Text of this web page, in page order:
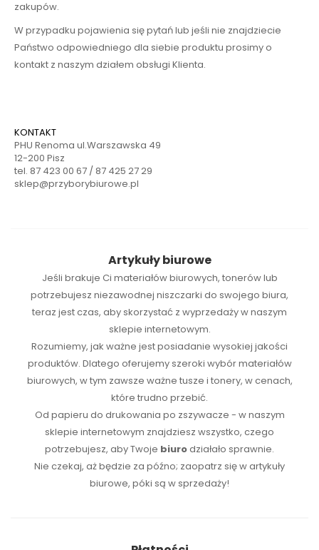
zakupów.
W przypadku pojawienia się pytań lub jeśli nie znajdziecie
Państwo odpowiedniego dla siebie produktu prosimy o
kontakt z naszym działem obsługi Klienta.
KONTAKT
PHU Renoma ul.Warszawska 49
12-200 Pisz
tel. 87 423 00 67 / 87 425 27 29
sklep@przyborybiurowe.pl
Artykuły biurowe
Jeśli brakuje Ci materiałów biurowych, tonerówlub
potrzebujesz niezawodnej niszczarki do swojego biura,
teraz jest czas, aby skorzystać z wyprzedaży w naszym
sklepie internetowym.
Rozumiemy, jak ważne jest posiadanie wysokiej jakości
produktów. Dlatego oferujemy szeroki wybór materiałów
biurowych, w tym zawsze ważne tusze i tonery, w cenach,
które trudno przebić.
Od papieru do drukowania po zszywacze - w naszym
sklepie internetowym znajdziesz wszystko, czego
potrzebujesz, aby Twoje biurodziałało sprawnie.
Nie czekaj, aż będzie za późno; zaopatrz się w artykuły
biurowe, póki są w sprzedaży!